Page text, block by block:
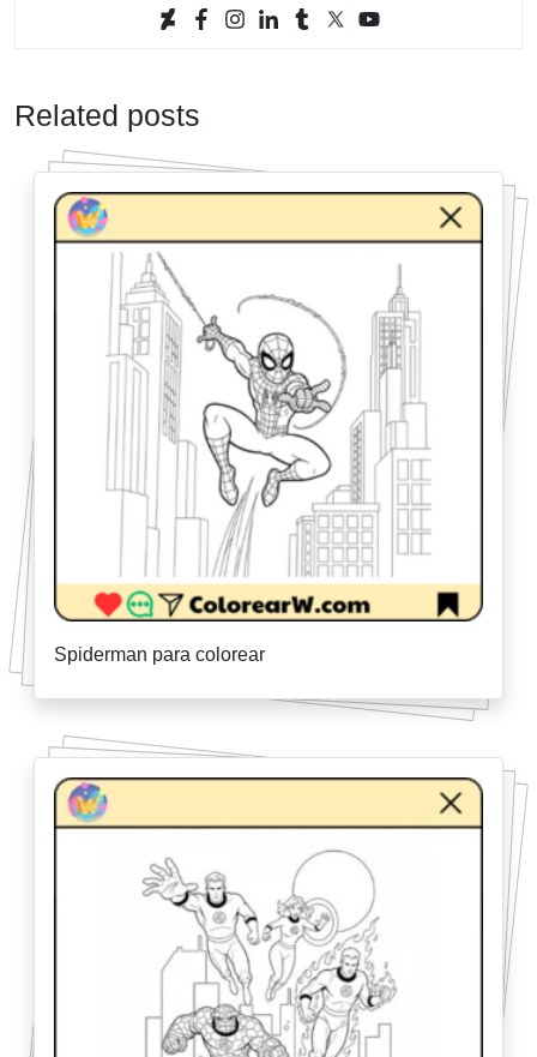
Related posts
Spiderman para colorear